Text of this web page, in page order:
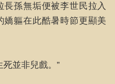
孫無垢便被李世民拉入
嬌軀在此酷暑時節更顯美
並非兒戲。”